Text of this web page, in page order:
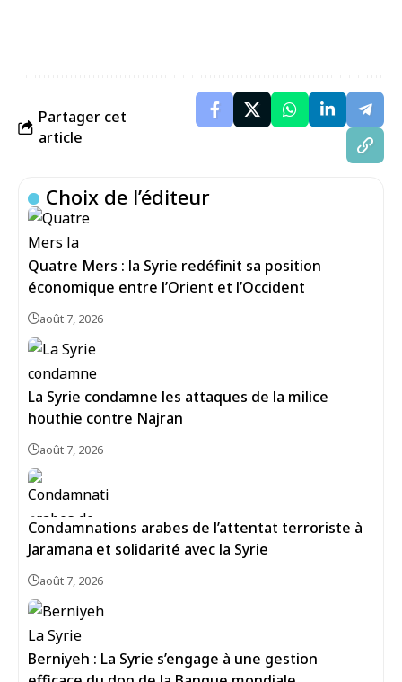
Partager cet
article
Choix de l’éditeur
Quatre Mers : la Syrie redéfinit sa position
économique entre l’Orient et l’Occident
août 7, 2026
La Syrie condamne les attaques de la milice
houthie contre Najran
août 7, 2026
Condamnations arabes de l’attentat terroriste à
Jaramana et solidarité avec la Syrie
août 7, 2026
Berniyeh : La Syrie s’engage à une gestion